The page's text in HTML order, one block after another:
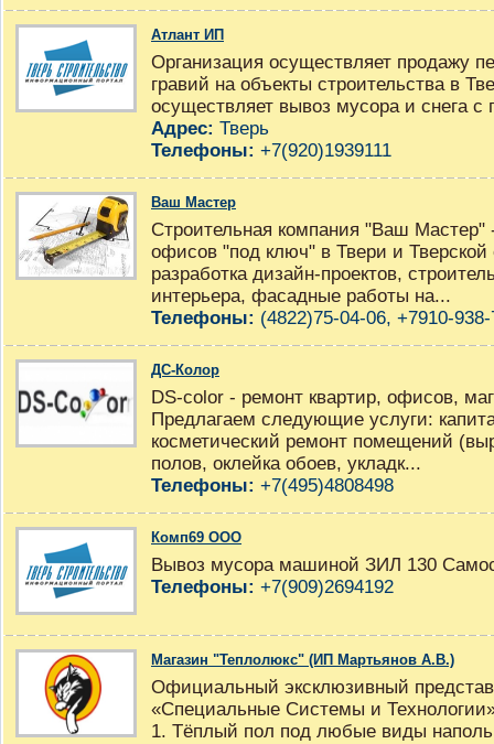
Атлант ИП
Организация осуществляет продажу
гравий на объекты строительства в
осуществляет вывоз мусора и снега
Адрес: Тверь
Телефоны: +7(920)1939111
Ваш Мастер
Строительная компания "Ваш Мастер"
офисов "под ключ" в Твери и Тверской
разработка дизайн-проектов,
интерьера, фасадные работы на...
Телефоны: (4822)75-04-06, +7910-
ДС-Колор
DS-color - ремонт квартир, офисов,
Предлагаем следующие услуги:
косметический ремонт помещений
полов, оклейка обоев, укладк...
Телефоны: +7(495)4808498
Комп69 ООО
Вывоз мусора машиной ЗИЛ 130
Телефоны: +7(909)2694192
Магазин "Теплолюкс" (ИП Мартьянов А.В.)
Официальный эксклюзивный
«Специальные Системы и
1. Тёплый пол под любые виды